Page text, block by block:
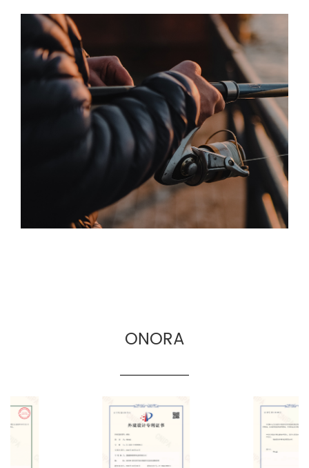
prietenoasă. Pe baza principiului calității în
primul rând și al serviciului în primul rând,
compania oferă servicii OEM și en-gros pentru
furnizorii de unelte de pescuit, comerțul
electronic cu unelte de pescuit și producătorii
transfrontalieri de unelte de pescuit.
ONORA